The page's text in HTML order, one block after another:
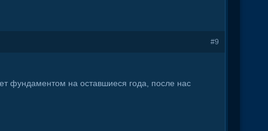
#9
фундаментом на оставшиеся года, после нас